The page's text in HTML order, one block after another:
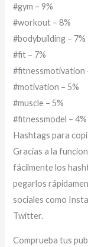
#gym – 9%
#workout – 8%
#bodybuilding – 7%
#fit – 7%
#fitnessmotivation
#motivation – 5%
#muscle – 5%
#fitnessmodel – 4%
Hashtags para
Gracias a la
fácilmente los
pegarlos
sociales como
Twitter.
Comprueba tus